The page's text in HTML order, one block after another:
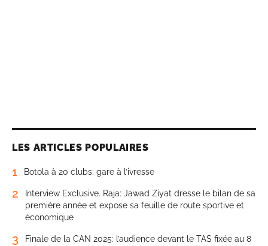
LES ARTICLES POPULAIRES
1 Botola à 20 clubs: gare à l’ivresse
2
Interview Exclusive. Raja: Jawad Ziyat dresse le bilan de sa
première année et expose sa feuille de route sportive et
économique
3
Finale de la CAN 2025: l’audience devant le TAS fixée au 8